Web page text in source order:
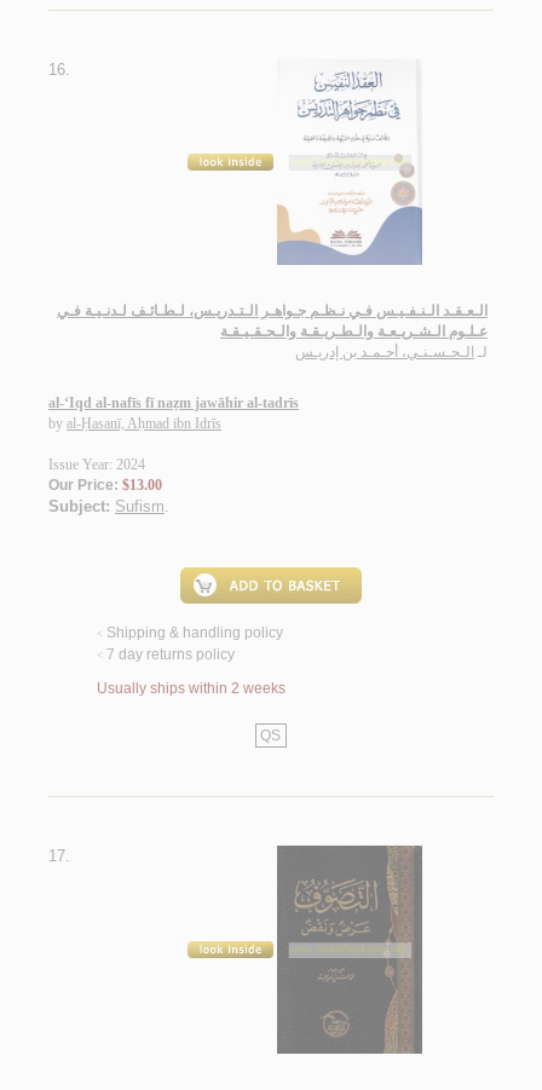
16.
الـعـقـد الـنـفـيـس فـي نـظـم جـواهـر الـتـدريـس، لـطـائـف لـدنـيـة فـي
عـلـوم الـشـريـعـة والـطـريـقـة والـحـقـيـقـة
لـ الـحـسـنـي، أحـمـد بن إدريـس
al-‘Iqd al-nafīs fī naẓm jawāhir al-tadrīs
by al-Ḥasanī, Aḥmad ibn Idrīs
Issue Year: 2024
Our Price: $13.00
Subject: Sufism.
< Shipping & handling policy
< 7 day returns policy
Usually ships within 2 weeks
QS
17.